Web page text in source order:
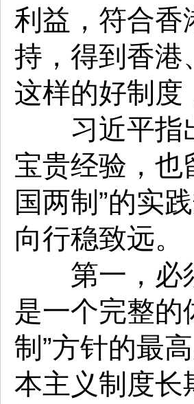
利益，符合香
持，得到香港
这样的好制度
习近平指出
宝贵经验，也
国两制”的实
向行稳致远。
第一，必须
是一个完整的
制”方针的最
本主义制度长